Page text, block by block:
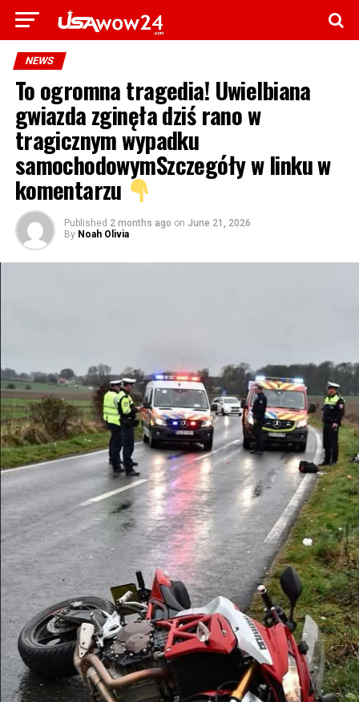
NEWS
To ogromna tragedia! Uwielbiana
gwiazda zginęła dziś rano w
tragicznym wypadku
samochodowymSzczegóły w linku w
komentarzu
Published 2 months ago on June 21, 2026
By Noah Olivia